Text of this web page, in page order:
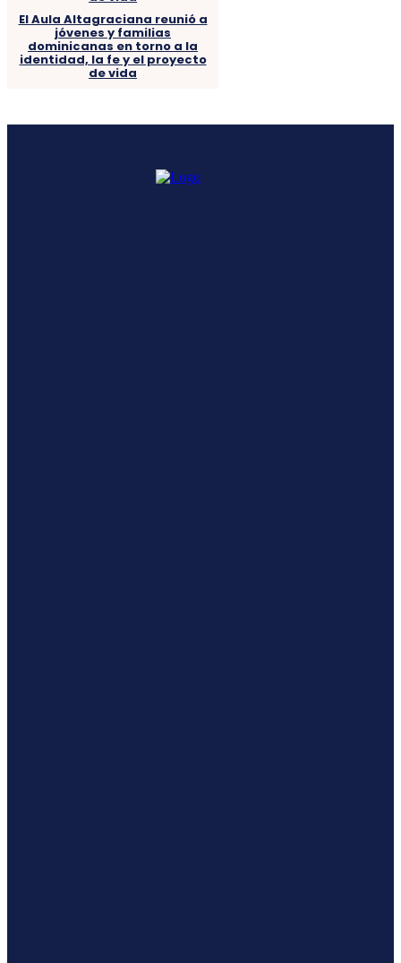
El Aula Altagraciana reunió a
jóvenes y familias
dominicanas en torno a la
identidad, la fe y el proyecto
de vida